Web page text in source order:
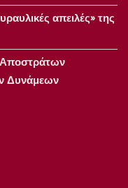
απειλές» της
Δυνάμεων